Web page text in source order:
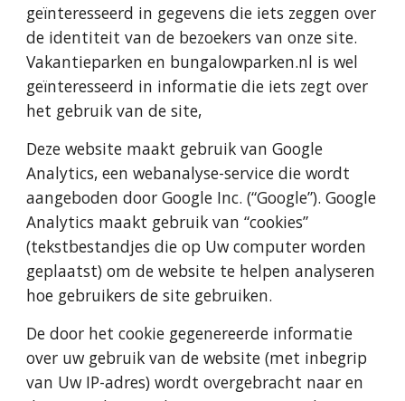
geïnteresseerd in gegevens die iets zeggen over
de identiteit van de bezoekers van onze site.
Vakantieparken en bungalowparken.nl is wel
geïnteresseerd in informatie die iets zegt over
het gebruik van de site,
Deze website maakt gebruik van Google
Analytics, een webanalyse-service die wordt
aangeboden door Google Inc. (“Google”). Google
Analytics maakt gebruik van “cookies”
(tekstbestandjes die op Uw computer worden
geplaatst) om de website te helpen analyseren
hoe gebruikers de site gebruiken.
De door het cookie gegenereerde informatie
over uw gebruik van de website (met inbegrip
van Uw IP-adres) wordt overgebracht naar en